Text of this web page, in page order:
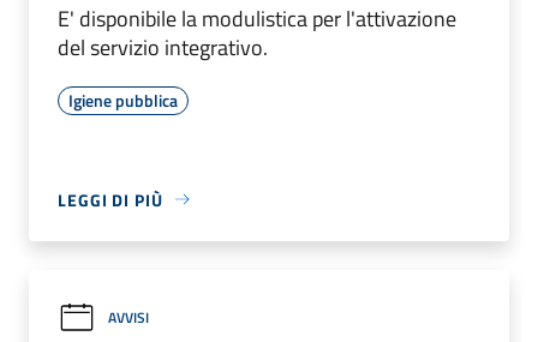
E' disponibile la modulistica per l'attivazione
del servizio integrativo.
Igiene pubblica
LEGGI DI PIÙ
AVVISI